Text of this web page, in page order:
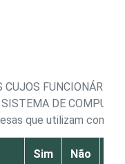
FUNCIONÁRIOS
DE
que utilizam
Sim Não